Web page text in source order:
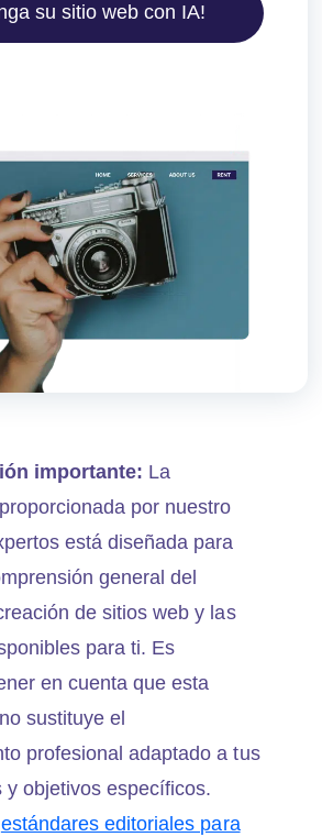
su sitio web con IA!
importante: La
por nuestro
está diseñada para
general del
de sitios web y las
para ti. Es
en cuenta que esta
sustituye el
profesional adaptado a tus
y objetivos específicos.
estándares editoriales para